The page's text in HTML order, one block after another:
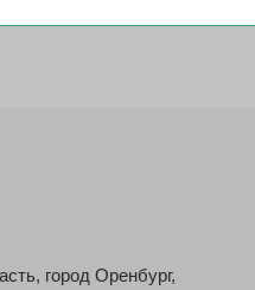
город Оренбург,